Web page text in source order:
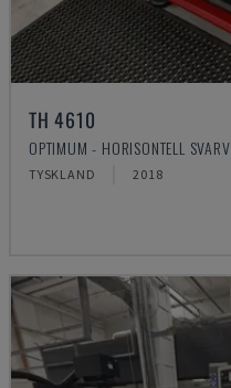
TH 4610
OPTIMUM - HORISONTELL SVARV
TYSKLAND 2018